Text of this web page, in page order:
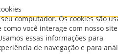
computador. Os cookies são
você interage com nosso
essas informações para
de navegação e para